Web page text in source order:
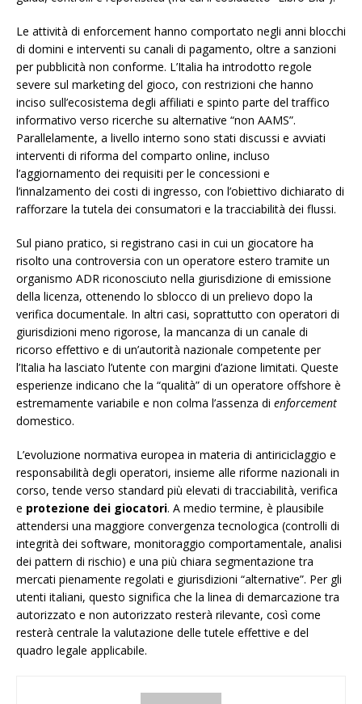
Le attività di enforcement hanno comportato negli anni blocchi
di domini e interventi su canali di pagamento, oltre a sanzioni
per pubblicità non conforme. L’Italia ha introdotto regole
severe sul marketing del gioco, con restrizioni che hanno
inciso sull’ecosistema degli affiliati e spinto parte del traffico
informativo verso ricerche su alternative “non AAMS”.
Parallelamente, a livello interno sono stati discussi e avviati
interventi di riforma del comparto online, incluso
l’aggiornamento dei requisiti per le concessioni e
l’innalzamento dei costi di ingresso, con l’obiettivo dichiarato di
rafforzare la tutela dei consumatori e la tracciabilità dei flussi.
Sul piano pratico, si registrano casi in cui un giocatore ha
risolto una controversia con un operatore estero tramite un
organismo ADR riconosciuto nella giurisdizione di emissione
della licenza, ottenendo lo sblocco di un prelievo dopo la
verifica documentale. In altri casi, soprattutto con operatori di
giurisdizioni meno rigorose, la mancanza di un canale di
ricorso effettivo e di un’autorità nazionale competente per
l’Italia ha lasciato l’utente con margini d’azione limitati. Queste
esperienze indicano che la “qualità” di un operatore offshore è
estremamente variabile e non colma l’assenza di enforcement
domestico.
L’evoluzione normativa europea in materia di antiriciclaggio e
responsabilità degli operatori, insieme alle riforme nazionali in
corso, tende verso standard più elevati di tracciabilità, verifica
e protezione dei giocatori. A medio termine, è plausibile
attendersi una maggiore convergenza tecnologica (controlli di
integrità dei software, monitoraggio comportamentale, analisi
dei pattern di rischio) e una più chiara segmentazione tra
mercati pienamente regolati e giurisdizioni “alternative”. Per gli
utenti italiani, questo significa che la linea di demarcazione tra
autorizzato e non autorizzato resterà rilevante, così come
resterà centrale la valutazione delle tutele effettive e del
quadro legale applicabile.